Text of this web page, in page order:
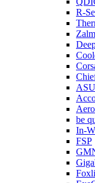
R-
be
In-
FSP